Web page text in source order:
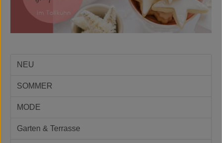
NEU
SOMMER
MODE
Garten & Terrasse